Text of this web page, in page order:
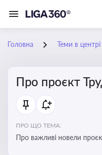
Головна Теми в центрі
Про проєкт
ПРО ЩО ТЕМА:
Про важливі новели